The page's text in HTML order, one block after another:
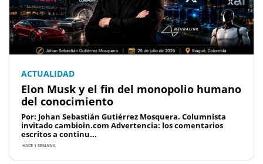
ACTUALIDAD
Elon Musk y el fin del monopolio humano
del conocimiento
Por: Johan Sebastián Gutiérrez Mosquera. Columnista
invitado cambioin.com Advertencia: los comentarios
escritos a continu...
HACE 1 SEMANA